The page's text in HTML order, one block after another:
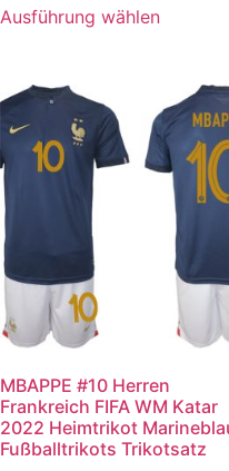
Ausführung wählen
MBAPPE #10 Herren
Frankreich FIFA WM Katar
2022 Heimtrikot
Fußballtrikots Trikotsatz